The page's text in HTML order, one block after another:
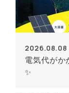
2026.08.08
電気代がか
✨